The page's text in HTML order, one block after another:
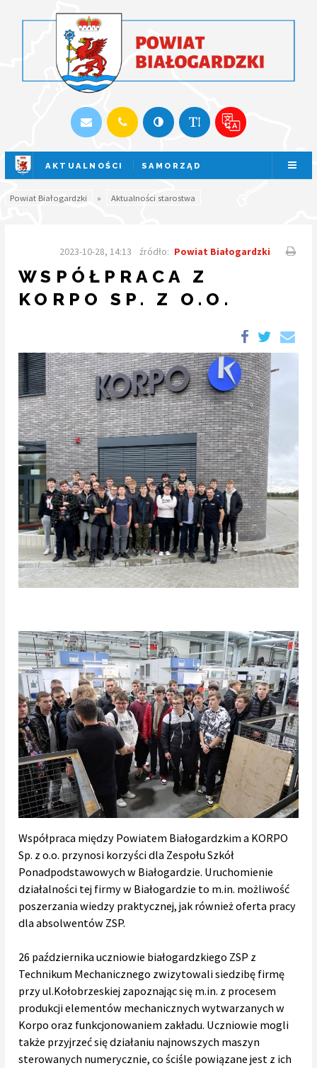
AKTUALNOŚCI SAMORZĄD
SESJA NA ŻYWO
Powiat Białogardzki » Aktualności starostwa
2023-10-28, 14:13 źródło: Powiat Białogardzki
WSPÓŁPRACA Z
KORPO SP. Z O.O.
Współpraca między Powiatem Białogardzkim a KORPO
Sp. z o.o. przynosi korzyści dla Zespołu Szkół
Ponadpodstawowych w Białogardzie. Uruchomienie
działalności tej firmy w Białogardzie to m.in. możliwość
poszerzania wiedzy praktycznej, jak również oferta pracy
dla absolwentów ZSP.
26 października uczniowie białogardzkiego ZSP z
Technikum Mechanicznego zwizytowali siedzibę firmę
przy ul.Kołobrzeskiej zapoznając się m.in. z procesem
produkcji elementów mechanicznych wytwarzanych w
Korpo oraz funkcjonowaniem zakładu. Uczniowie mogli
także przyjrzeć się działaniu najnowszych maszyn
sterowanych numerycznie, co ściśle powiązane jest z ich